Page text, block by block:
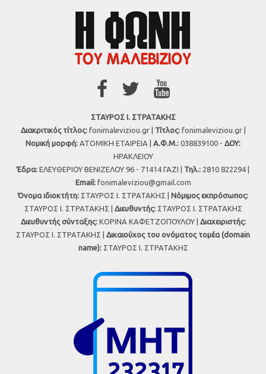
ΣΤΑΥΡΟΣ Ι. ΣΤΡΑΤΑΚΗΣ
Διακριτικός τίτλος:fonimaleviziou.gr | Τίτλος:fonimaleviziou.gr |
Νομική μορφή: ΑΤΟΜΙΚΗ ΕΤΑΙΡΕΙΑ | Α.Φ.Μ.: 038839100 - ΔΟΥ:
ΗΡΑΚΛΕΙΟΥ
Έδρα: ΕΛΕΥΘΕΡΙΟΥ ΒΕΝΙΖΕΛΟΥ 96 - 71414 ΓΑΖΙ | Τηλ.: 2810 822294 |
Εmail: fonimaleviziou@gmail.com
Όνομα ιδιοκτήτη: ΣΤΑΥΡΟΣ Ι. ΣΤΡΑΤΑΚΗΣ | Νόμιμος εκπρόσωπος:
ΣΤΑΥΡΟΣ Ι. ΣΤΡΑΤΑΚΗΣ | Διευθυντής:ΣΤΑΥΡΟΣ Ι. ΣΤΡΑΤΑΚΗΣ
Διευθυντής σύνταξης:ΚΟΡΙΝΑ ΚΑΦΕΤΖΟΠΟΥΛΟΥ | Διαχειριστής:
ΣΤΑΥΡΟΣ Ι. ΣΤΡΑΤΑΚΗΣ | Δικαιούχος του ονόματος τομέα (domain
name):ΣΤΑΥΡΟΣ Ι. ΣΤΡΑΤΑΚΗΣ